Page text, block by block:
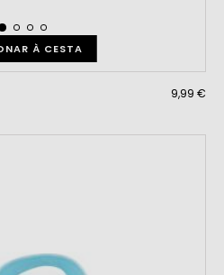
À CESTA
9,99 €